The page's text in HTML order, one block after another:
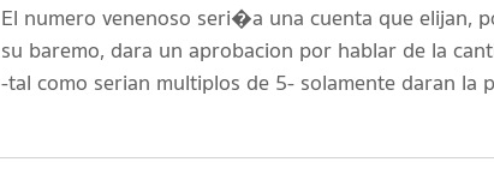
El numero venenoso seri�a una cuenta que elijan,
su baremo, dara un aprobacion por hablar de la
-tal como serian multiplos de 5- solamente daran la